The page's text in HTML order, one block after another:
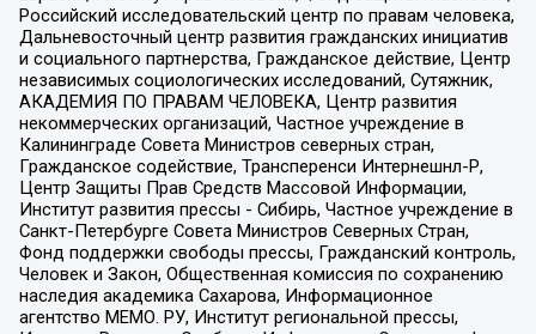
Российский исследовательский центр по правам человека,
Дальневосточный центр развития гражданских инициатив
и социального партнерства, Гражданское действие, Центр
независимых социологических исследований, Сутяжник,
АКАДЕМИЯ ПО ПРАВАМ ЧЕЛОВЕКА, Центр развития
некоммерческих организаций, Частное учреждение в
Калининграде Совета Министров северных стран,
Гражданское содействие, Трансперенси Интернешнл-Р,
Центр Защиты Прав Средств Массовой Информации,
Институт развития прессы - Сибирь, Частное учреждение в
Санкт-Петербурге Совета Министров Северных Стран,
Фонд поддержки свободы прессы, Гражданский контроль,
Человек и Закон, Общественная комиссия по сохранению
наследия академика Сахарова, Информационное
агентство МЕМО. РУ, Институт региональной прессы,